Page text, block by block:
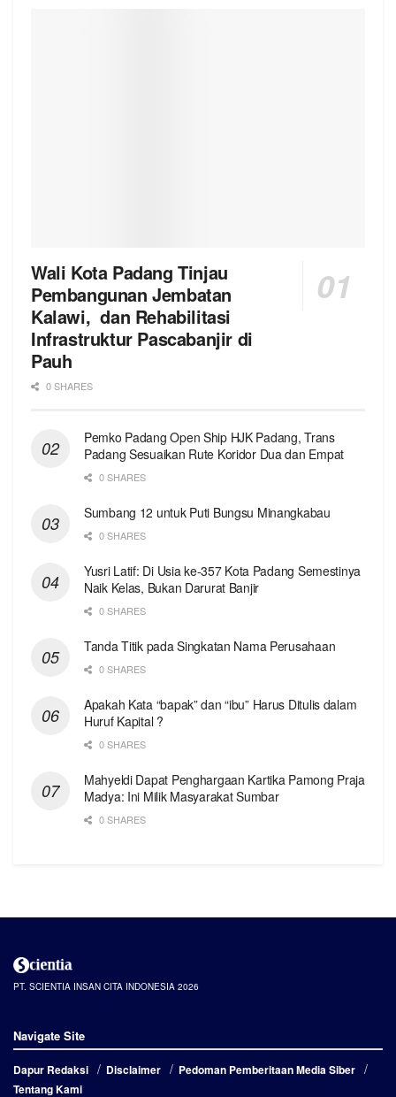
Wali Kota Padang Tinjau
Pembangunan Jembatan
Kalawi, dan Rehabilitasi
Infrastruktur Pascabanjir di
Pauh
0 SHARES
Pemko Padang Open Ship HJK Padang, Trans
Padang Sesuaikan Rute Koridor Dua dan Empat
0 SHARES
Sumbang 12 untuk Puti Bungsu Minangkabau
0 SHARES
Yusri Latif: Di Usia ke-357 Kota Padang Semestinya
Naik Kelas, Bukan Darurat Banjir
0 SHARES
Tanda Titik pada Singkatan Nama Perusahaan
0 SHARES
Apakah Kata “bapak” dan “ibu” Harus Ditulis dalam
Huruf Kapital ?
0 SHARES
Mahyeldi Dapat Penghargaan Kartika Pamong Praja
Madya: Ini Milik Masyarakat Sumbar
0 SHARES
PT. SCIENTIA INSAN CITA INDONESIA 2026
Navigate Site
Dapur Redaksi Disclaimer
Pedoman Pemberitaan Media Siber
Tentang Kami